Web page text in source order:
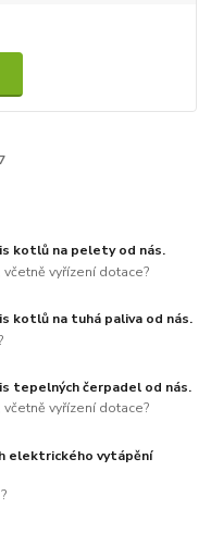
kotlů na pelety od nás.
vyřízení dotace?
kotlů na tuhá paliva od nás.
tepelných čerpadel od nás.
vyřízení dotace?
elektrického vytápění